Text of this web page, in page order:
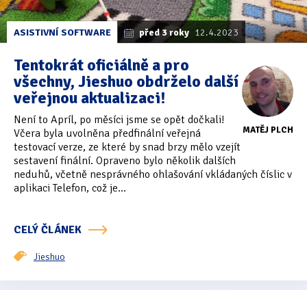
ASISTIVNÍ SOFTWARE před 3 roky 12.4.2023
MATĚJ PLCH
Tentokrát oficiálně a pro
všechny, Jieshuo obdrželo další
veřejnou aktualizaci!
Není to Apríl, po měsíci jsme se opět dočkali!
Včera byla uvolněna předfinální veřejná
testovací verze, ze které by snad brzy mělo vzejít
sestavení finální. Opraveno bylo několik dalších
neduhů, včetně nesprávného ohlašování vkládaných číslic v
aplikaci Telefon, což je...
CELÝ ČLÁNEK
Jieshuo